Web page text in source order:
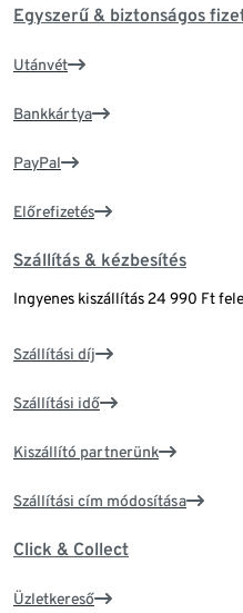
Egyszerű & biztonságos
Utánvét
Bankkártya
PayPal
Előrefizetés
Szállítás & kézbesítés
Ingyenes kiszállítás 24 990 Ft
Szállítási díj
Szállítási idő
Kiszállító partnerünk
Szállítási cím módosítása
Click & Collect
Üzletkereső